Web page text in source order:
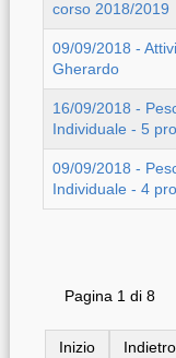
corso 2018/2019
09/09/2018 -
Gherardo
16/09/2018 -
Individuale - 5
09/09/2018 -
Individuale - 4
Pagina 1 di 8
Inizio Indietro